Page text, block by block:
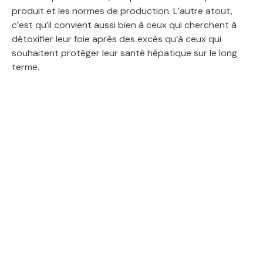
produit et les normes de production. L’autre atout,
c’est qu’il convient aussi bien à ceux qui cherchent à
détoxifier leur foie après des excès qu’à ceux qui
souhaitent protéger leur santé hépatique sur le long
terme.